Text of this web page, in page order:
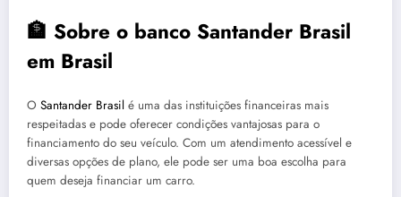
🏦 Sobre o banco Santander Brasil
em Brasil
O Santander Brasil é uma das instituições financeiras mais
respeitadas e pode oferecer condições vantajosas para o
financiamento do seu veículo. Com um atendimento acessível e
diversas opções de plano, ele pode ser uma boa escolha para
quem deseja financiar um carro.